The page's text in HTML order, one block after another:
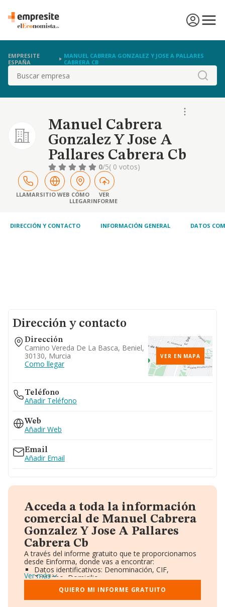
EMPRESITE
ESPAÑA
MANUEL CABRERA GONZALEZ Y JOSE A PALLARES
CABRERA CB
Buscar
Manuel Cabrera
Gonzalez Y Jose A
Pallares Cabrera Cb
0/5( 0 votos)
LLAMARSITIO WEB CÓMO
LLEGAR
VER
INFORME
DIRECCIÓN Y CONTACTO INFORMACIÓN GENERAL DATOS
Dirección y contacto
Dirección
Camino Vereda De La Basca, Beniel,
30130, Murcia
Como llegar
VER EN MAPA
Teléfono
Añadir Teléfono
Web
Añadir Web
Email
Añadir Email
Acceda a toda la información
comercial de Manuel Cabrera
Gonzalez Y Jose A Pallares
Cabrera Cb
A través del informe gratuito que te proporcionamos
desde Einforma, donde vas a encontrar:
Datos identificativos: Denominación, CIF,
Teléfono, Domicilio.
Informe Mercantil Completo (BORME).
Gráficos de Evolución Ventas y Empleados.
Consejo de Administración y Administradores.
Ver más
QUIERO MI INFORME GRATUITO